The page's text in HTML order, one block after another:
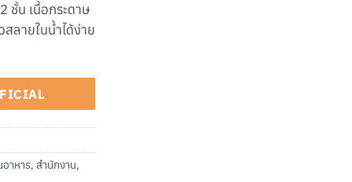
ชั้น เนื้อกระดาษ
ลายในน้ำได้ง่าย
อาหาร, สำนักงาน,